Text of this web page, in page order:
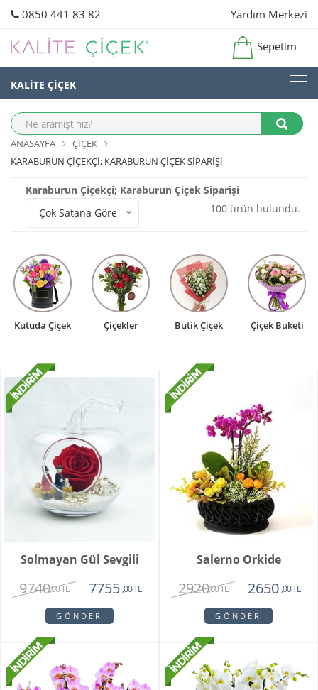
0850 441 83 82 Yardım Merkezi
Sepetim
KALİTE ÇİÇEK
ANASAYFA
ÇIÇEK
KARABURUN ÇIÇEKÇI; KARABURUN ÇIÇEK SIPARIŞI
Karaburun Çiçekçi; Karaburun Çiçek Siparişi
Çok Satana Göre
100 ürün bulundu.
Kutuda Çiçek Çiçekler Butik Çiçek Çiçek Buketi
Solmayan Gül Sevgili
9740,00 TL 7755 ,00 TL
GÖNDER
Salerno Orkide
2920,00 TL 2650 ,00 TL
GÖNDER